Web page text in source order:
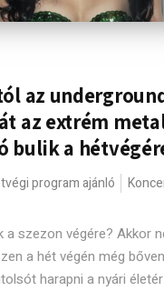
az
az extrém
bulik a
program ajánló
a szezon végére? Akkor
a hét végén még
harapni a nyári